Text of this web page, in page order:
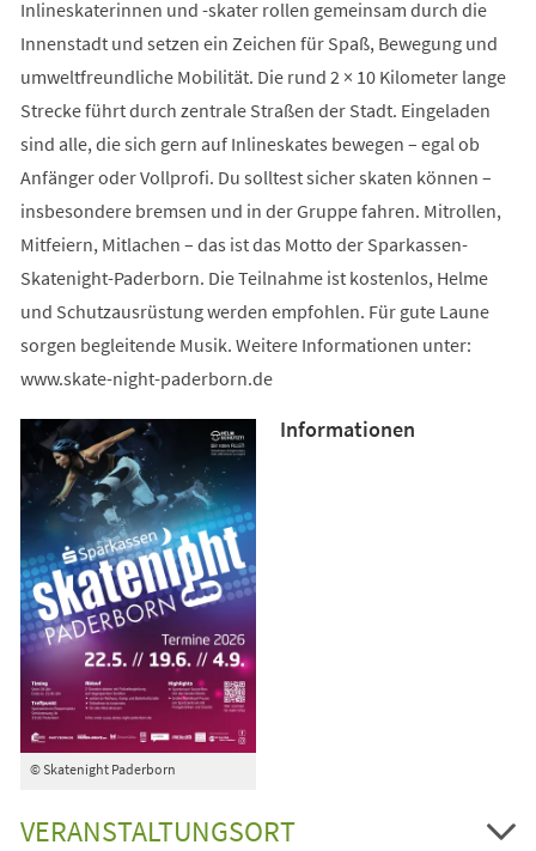
Inlineskaterinnen und -skater rollen gemeinsam durch die
Innenstadt und setzen ein Zeichen für Spaß, Bewegung und
umweltfreundliche Mobilität. Die rund 2 × 10 Kilometer lange
Strecke führt durch zentrale Straßen der Stadt. Eingeladen
sind alle, die sich gern auf Inlineskates bewegen – egal ob
Anfänger oder Vollprofi. Du solltest sicher skaten können –
insbesondere bremsen und in der Gruppe fahren. Mitrollen,
Mitfeiern, Mitlachen – das ist das Motto der Sparkassen-
Skatenight-Paderborn. Die Teilnahme ist kostenlos, Helme
und Schutzausrüstung werden empfohlen. Für gute Laune
sorgen begleitende Musik. Weitere Informationen unter:
www.skate-night-paderborn.de
© Skatenight Paderborn
Informationen
VERANSTALTUNGSORT